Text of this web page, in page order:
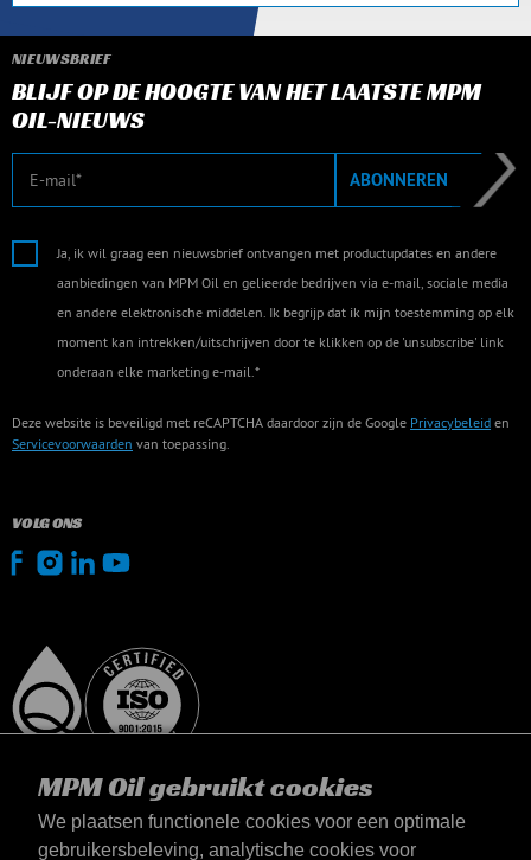
MPM Oil gebruikt cookies
We plaatsen functionele cookies voor een optimale
gebruikersbeleving, analytische cookies voor
NIEUWSBRIEF
BLIJF OP DE HOOGTE VAN HET LAATSTE MPM
OIL-NIEUWS
E-mail ABONNEREN
Ja, ik wil graag een nieuwsbrief ontvangen met productupdates en andere
aanbiedingen van MPM Oil en gelieerde bedrijven via e-mail, sociale media
en andere elektronische middelen. Ik begrijp dat ik mijn toestemming op elk
moment kan intrekken/uitschrijven door te klikken op de 'unsubscribe' link
onderaan elke marketing e-mail.*
Deze website is beveiligd met reCAPTCHA daardoor zijn de Google Privacybeleid en
Servicevoorwaarden van toepassing.
VOLG ONS